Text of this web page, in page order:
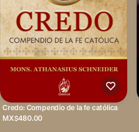
Credo: Compendio de la fe católica
MX$480.00